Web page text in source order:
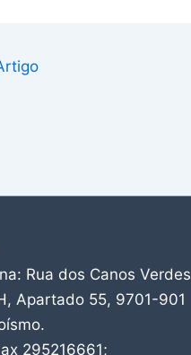
Rua dos Canos
Apartado 55, 9701-901
295216661;